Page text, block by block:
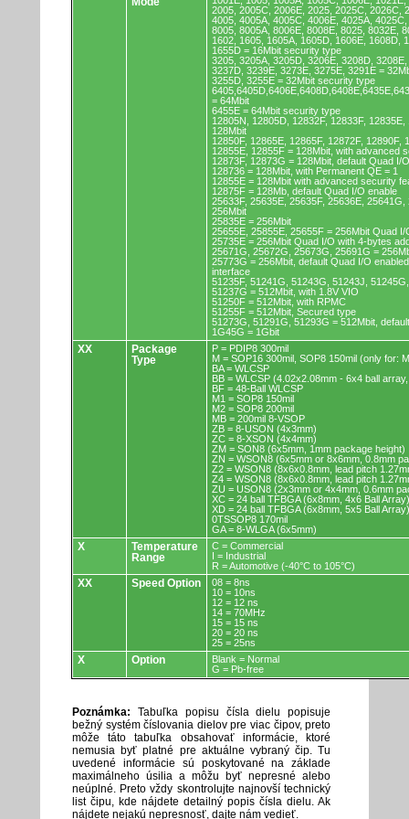
2005, 2005C, 2006E, 2025, 2025C, 2026C,
4005, 4005A, 4005C, 4006E, 4025A,
8005, 8005A, 8006E, 8008E, 8025, 8032E,
1602, 1605, 1605A, 1605D, 1606E, 1608D,
1655D = 16Mbit security type
3205, 3205A, 3205D, 3206E, 3208D,
3237D, 3239E, 3273E, 3275E, 3291E =
3255D, 3255E = 32Mbit security type
= 64Mbit
6455E = 64Mbit security type
12805N, 12805D, 12832F, 12833F,
128Mbit
12850F, 12865E, 12865F, 12872F, 12890F,
12855E, 12855F = 128Mbit, with advanced
12873F, 12873G = 128Mbit, default Quad I/
128736 = 128Mbit, with Permanent QE = 1
12855E = 128Mbit with advanced security
12875F = 128Mb, default Quad I/O enable
25633F, 25635E, 25635F, 25636E,
256Mbit
25835E = 256Mbit
25655E, 25855E, 25655F = 256Mbit Quad
25735E = 256Mbit Quad I/O with 4-bytes
25671G, 25672G, 25673G, 25691G =
25773G = 256Mbit, default Quad I/O
interface
51235F, 51241G, 51243G, 51243J,
51237G = 512Mbit, with 1.8V VIO
51250F = 512Mbit, with RPMC
51255F = 512Mbit, Secured type
51273G, 51291G, 51293G = 512Mbit,
1G45G = 1Gbit
XX
Package
Type
P = PDIP8 300mil
M = SOP16 300mil, SOP8 150mil (only for:
BA = WLCSP
BB = WLCSP (4.02x2.08mm - 6x4 ball
BF = 48-Ball WLCSP
M1 = SOP8 150mil
M2 = SOP8 200mil
MB = 200mil 8-VSOP
ZB = 8-USON (4x3mm)
ZC = 8-XSON (4x4mm)
ZM = SON8 (6x5mm, 1mm package height)
ZN = WSON8 (6x5mm or 8x6mm, 0.8mm
Z2 = WSON8 (8x6x0.8mm, lead pitch
Z4 = WSON8 (8x6x0.8mm, lead pitch
ZU = USON8 (2x3mm or 4x4mm, 0.6mm
XC = 24 ball TFBGA (6x8mm, 4x6 Ball Array)
XD = 24 ball TFBGA (6x8mm, 5x5 Ball Array)
0TSSOP8 170mil
GA = 8-WLGA (6x5mm)
X
Temperature
Range
C = Commercial
I = Industrial
R = Automotive (-40°C to 105°C)
XX Speed Option
08 = 8ns
10 = 10ns
12 = 12 ns
14 = 70MHz
15 = 15 ns
20 = 20 ns
25 = 25ns
X Option
Blank = Normal
G = Pb-free
Poznámka: Tabuľka popisu čísla dielu popisuje
bežný systém číslovania dielov pre viac čipov, preto
môže táto tabuľka obsahovať informácie, ktoré
nemusia byť platné pre aktuálne vybraný čip. Tu
uvedené informácie sú poskytované na základe
maximálneho úsilia a môžu byť nepresné alebo
neúplné. Preto vždy skontrolujte najnovší technický
list čipu, kde nájdete detailný popis čísla dielu. Ak
nájdete nejakú nepresnosť, dajte nám vedieť.